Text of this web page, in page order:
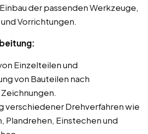
der passenden Werkzeuge,
Vorrichtungen.
Einzelteilen und
von Bauteilen nach
verschiedener Drehverfahren wie
Plandrehen, Einstechen und